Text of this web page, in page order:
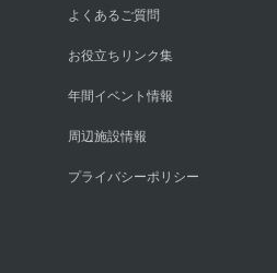
よくあるご質問
お役立ちリンク集
年間イベント情報
周辺施設情報
プライバシーポリシー